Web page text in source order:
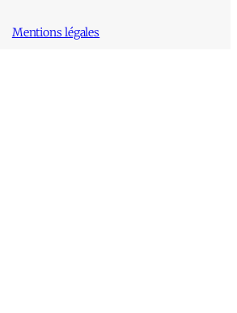
Mentions légales